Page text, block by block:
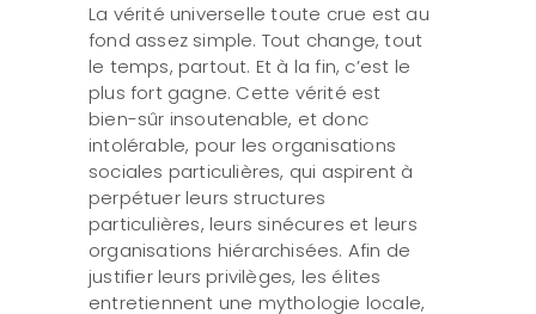
La vérité universelle toute crue est au
fond assez simple. Tout change, tout
le temps, partout. Et à la fin, c’est le
plus fort gagne. Cette vérité est
bien-sûr insoutenable, et donc
intolérable, pour les organisations
sociales particulières, qui aspirent à
perpétuer leurs structures
particulières, leurs sinécures et leurs
organisations hiérarchisées. Afin de
justifier leurs privilèges, les élites
entretiennent une mythologie locale,